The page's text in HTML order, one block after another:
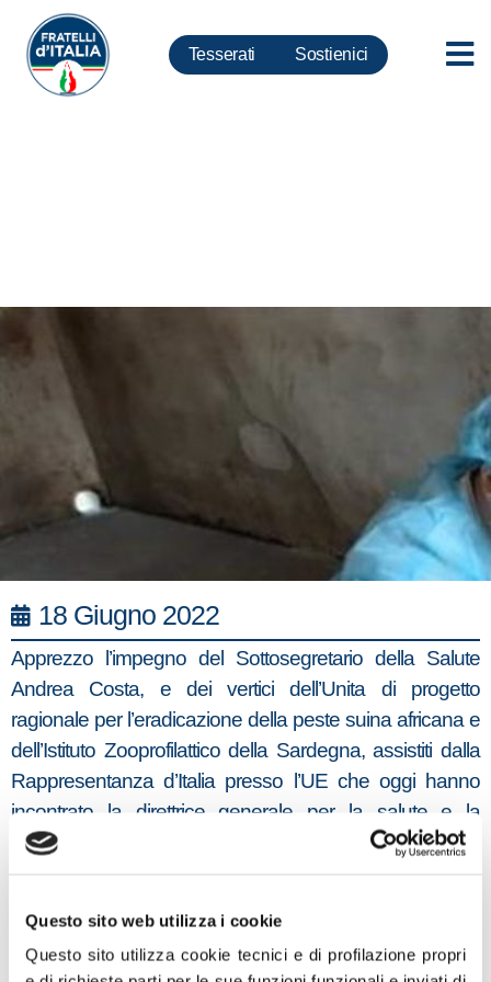
Questo sito web utilizza i cookie
Questo sito utilizza cookie tecnici e di profilazione propri
Tesserati Sostienici
18 Giugno 2022
Apprezzo l’impegno del Sottosegretario della Salute
Andrea Costa, e dei vertici dell’Unita di progetto
ragionale per l’eradicazione della peste suina africana e
dell’Istituto Zooprofilattico della Sardegna, assistiti dalla
Rappresentanza d’Italia presso l’UE che oggi hanno
incontrato la direttrice generale per la salute e la
sicurezza alimentare della Commissione Europea ma
la Sardegna e il rinvio della fine delle restrizioni, neanche
parziale, sul commercio delle carni suine”